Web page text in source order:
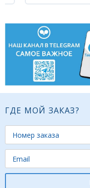
ГДЕ МОЙ ЗАКАЗ?